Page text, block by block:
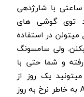
میلی آمپر ساعتی با شارژدهی
توی گوشی های
در استفاده
ولی سامسونگ
و شما حتی با
یک روز از
گوشی استفاده کنید. البته گوشی A24 به خاطر نرخ به روز